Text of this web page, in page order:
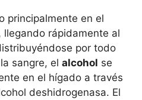
principalmente en el
rápidamente al
por todo
sangre, el alcohol se
en el hígado a través
deshidrogenasa. El